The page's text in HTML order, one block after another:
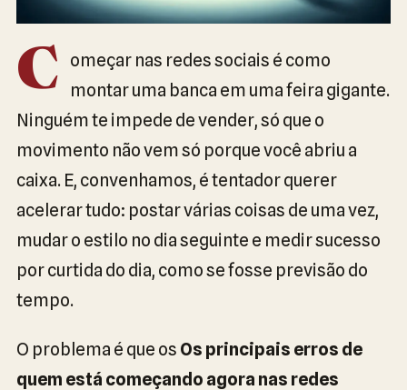
C
omeçar nas redes sociais é como
montar uma banca em uma feira gigante.
Ninguém te impede de vender, só que o
movimento não vem só porque você abriu a
caixa. E, convenhamos, é tentador querer
acelerar tudo: postar várias coisas de uma vez,
mudar o estilo no dia seguinte e medir sucesso
por curtida do dia, como se fosse previsão do
tempo.
O problema é que os Os principais erros de
quem está começando agora nas redes